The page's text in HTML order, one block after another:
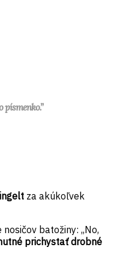
písmenko.”
za akúkoľvek
batožiny: ,,No,
prichystať drobné